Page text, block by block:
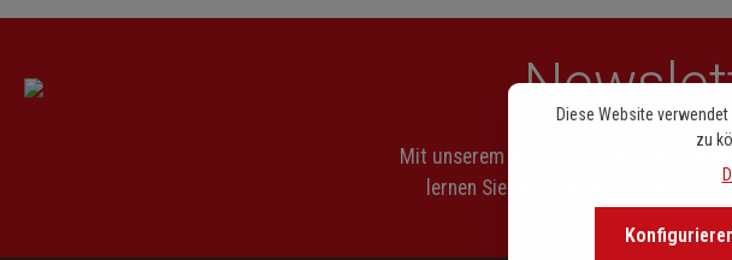
Mit unserem Newsletter sind Sie den
lernen Sie Hintergründe kennen
Diese Website
zu